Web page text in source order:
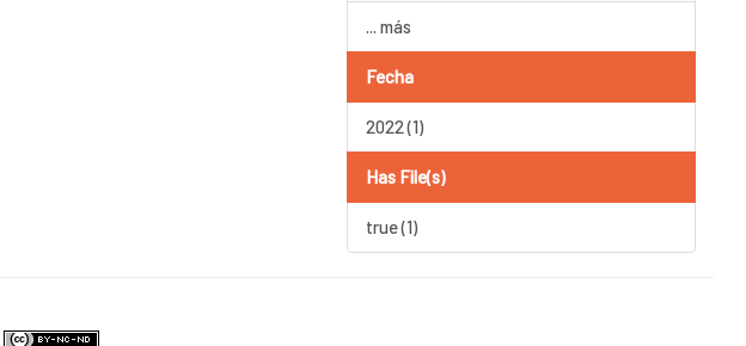
... más
Fecha
2022 (1)
Has File(s)
true (1)